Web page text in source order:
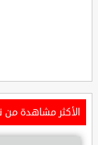
الأكثر مشاهدة